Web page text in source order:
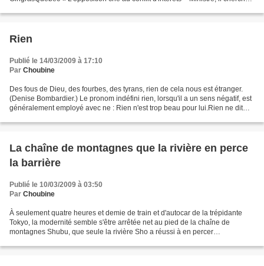
Rien
Publié le 14/03/2009 à 17:10
Par Choubine
Des fous de Dieu, des fourbes, des tyrans, rien de cela nous est étranger.
(Denise Bombardier.) Le pronom indéfini rien, lorsqu'il a un sens négatif, est
généralement employé avec ne : Rien n'est trop beau pour lui.Rien ne dit
La chaîne de montagnes que la rivière en perce
la barrière
Publié le 10/03/2009 à 03:50
Par Choubine
À seulement quatre heures et demie de train et d'autocar de la trépidante
Tokyo, la modernité semble s'être arrêtée net au pied de la chaîne de
montagnes Shubu, que seule la rivière Sho a réussi à en percer